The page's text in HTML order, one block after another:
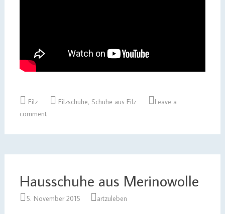
Filz Filzschuhe, Schuhe aus Filz
Leave a
comment
Hausschuhe aus Merinowolle
5. November 2015 artzuleben